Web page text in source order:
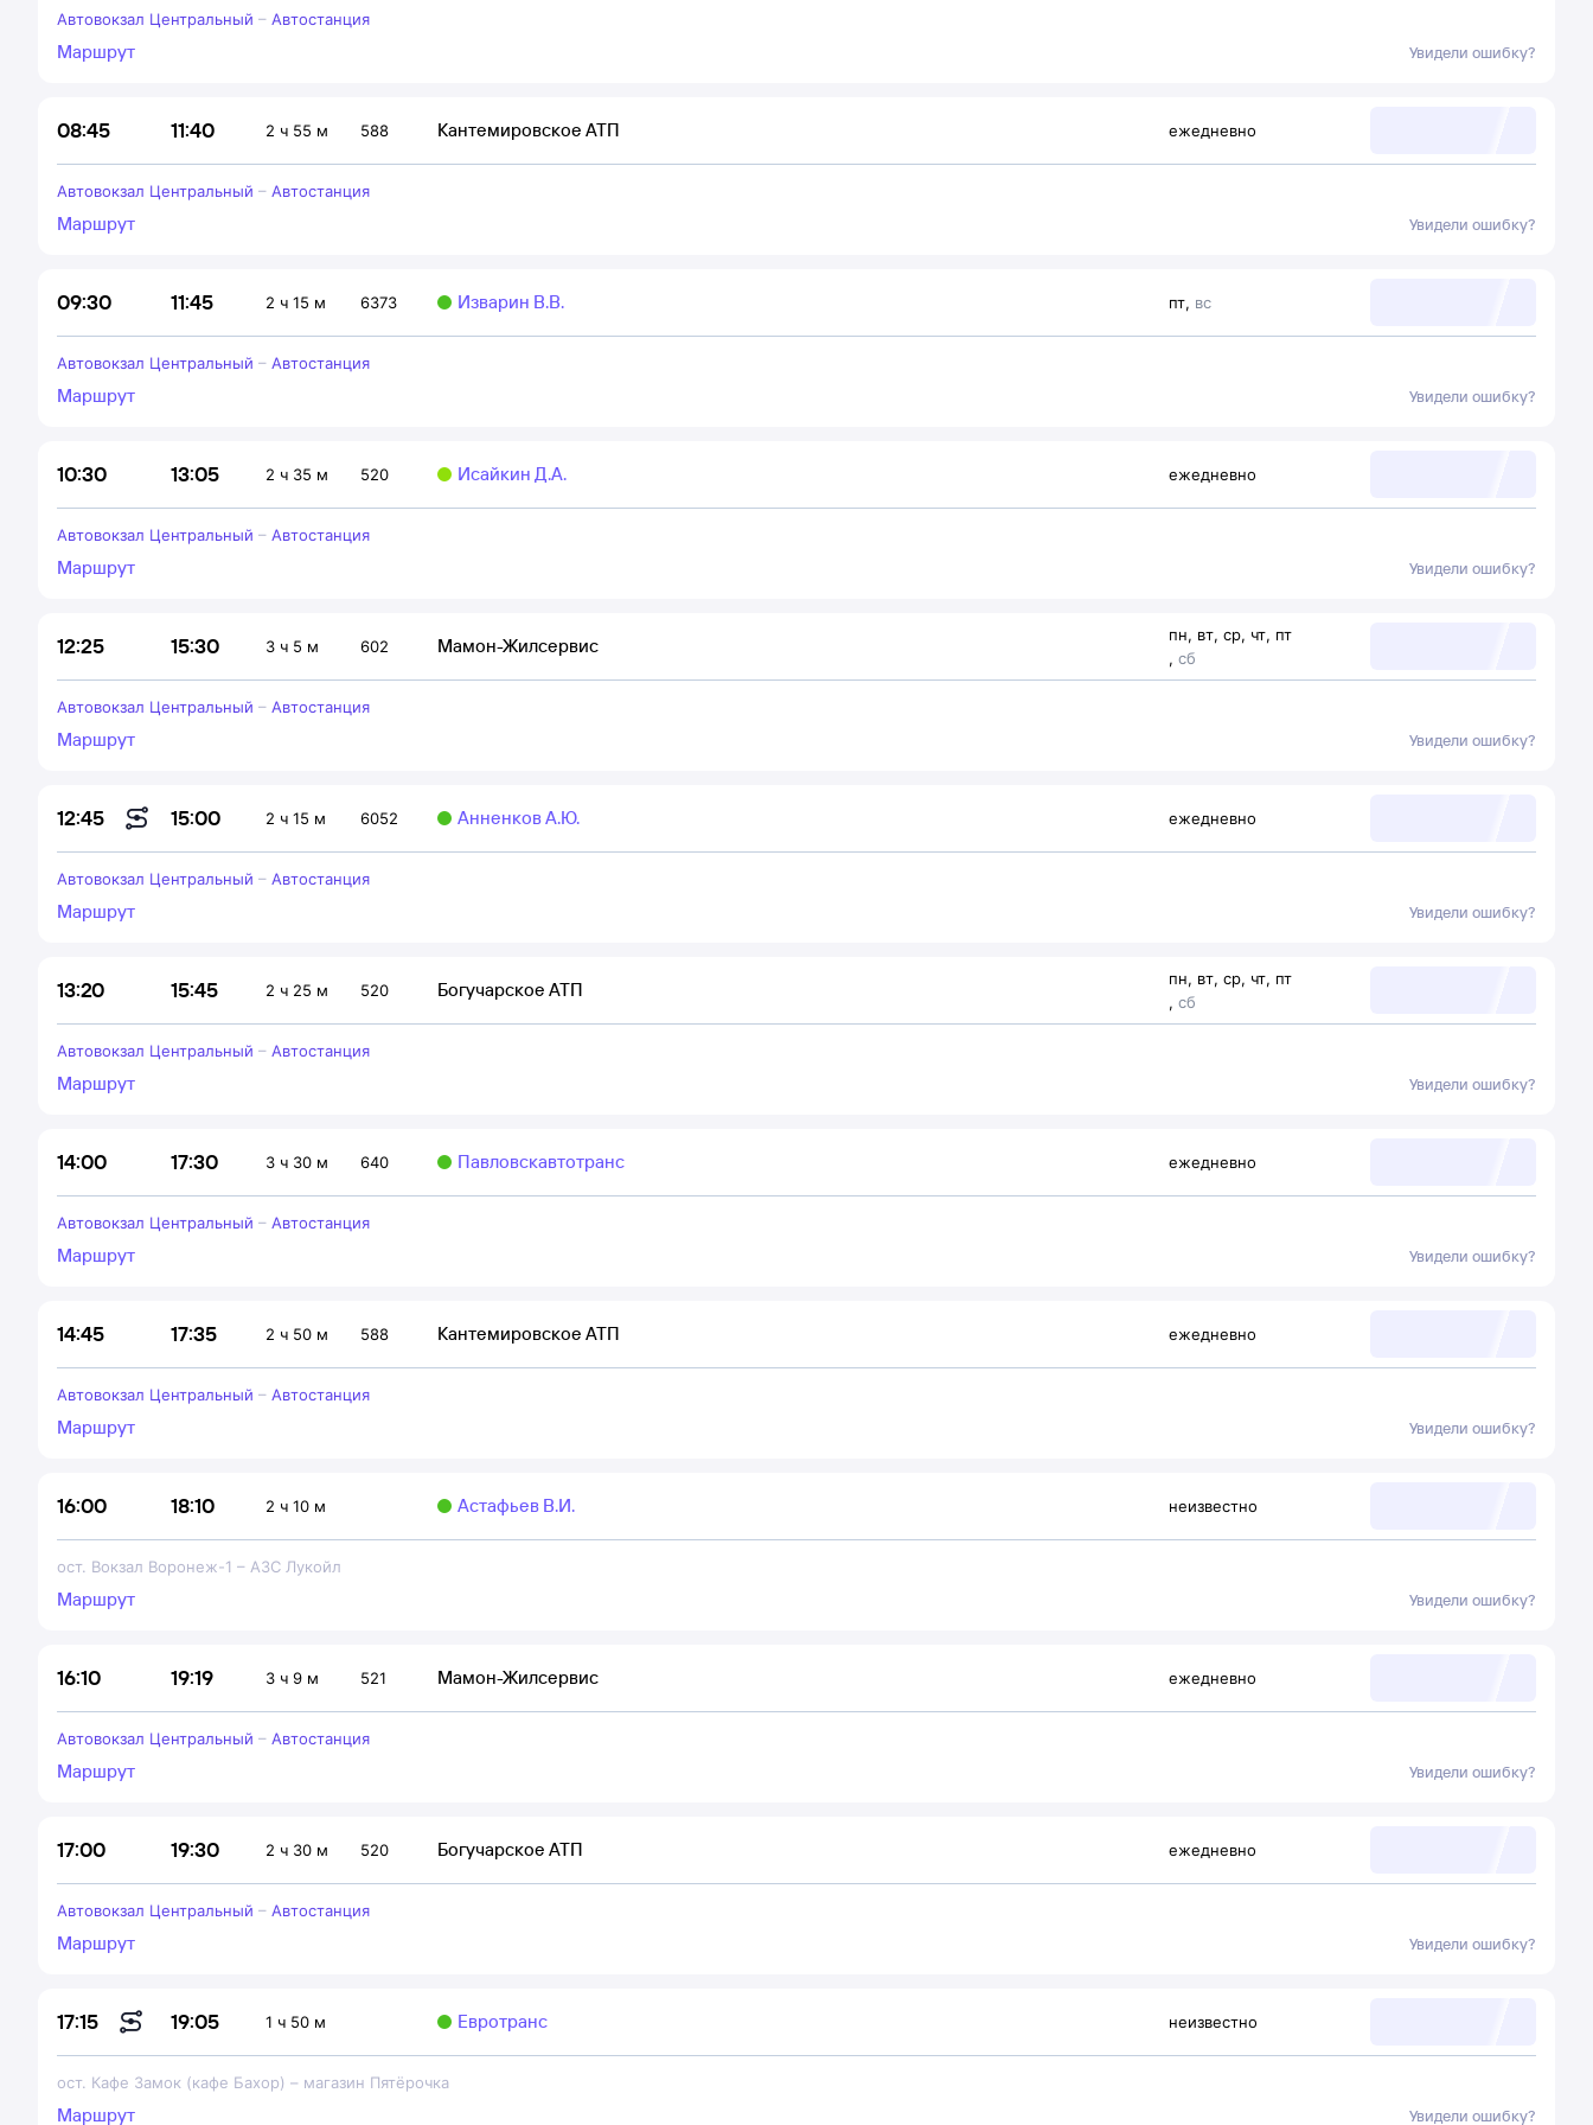
Автовокзал Центральный – Автостанция
Маршрут Увидели ошибку?
08:45 11:40 2 ч 55 м 588 Кантемировское АТП ежедневно
Автовокзал Центральный – Автостанция
Маршрут Увидели ошибку?
09:30 11:45 2 ч 15 м 6373 Изварин В.В. пт, вс
Автовокзал Центральный – Автостанция
Маршрут Увидели ошибку?
10:30 13:05 2 ч 35 м 520 Исайкин Д.А. ежедневно
Автовокзал Центральный – Автостанция
Маршрут Увидели ошибку?
12:25 15:30 3 ч 5 м 602 Мамон-Жилсервис пн, вт, ср, чт, пт
, сб
Автовокзал Центральный – Автостанция
Маршрут Увидели ошибку?
12:45 15:00 2 ч 15 м 6052 Анненков А.Ю. ежедневно
Автовокзал Центральный – Автостанция
Маршрут Увидели ошибку?
13:20 15:45 2 ч 25 м 520 Богучарское АТП пн, вт, ср, чт, пт
, сб
Автовокзал Центральный – Автостанция
Маршрут Увидели ошибку?
14:00 17:30 3 ч 30 м 640 Павловскавтотранс ежедневно
Автовокзал Центральный – Автостанция
Маршрут Увидели ошибку?
14:45 17:35 2 ч 50 м 588 Кантемировское АТП ежедневно
Автовокзал Центральный – Автостанция
Маршрут Увидели ошибку?
16:00 18:10 2 ч 10 м Астафьев В.И. неизвестно
ост. Вокзал Воронеж-1 – АЗС Лукойл
Маршрут Увидели ошибку?
16:10 19:19 3 ч 9 м 521 Мамон-Жилсервис ежедневно
Автовокзал Центральный – Автостанция
Маршрут Увидели ошибку?
17:00 19:30 2 ч 30 м 520 Богучарское АТП ежедневно
Автовокзал Центральный – Автостанция
Маршрут Увидели ошибку?
17:15 19:05 1 ч 50 м Евротранс неизвестно
ост. Кафе Замок (кафе Бахор) – магазин Пятёрочка
Маршрут Увидели ошибку?